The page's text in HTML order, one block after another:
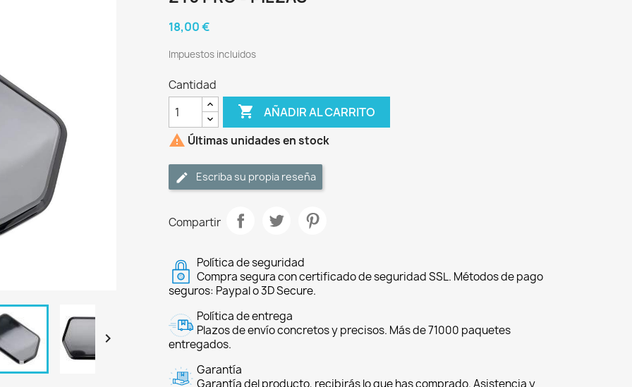

18,00 €
Impuestos incluidos
Cantidad
 AÑADIR AL CARRITO
 Últimas unidades en stock
Escriba su propia reseña
Compartir
Política de seguridad
Compra segura con certificado de seguridad SSL. Métodos de pago
seguros: Paypal o 3D Secure.
Política de entrega
Plazos de envío concretos y precisos. Más de 71000 paquetes
entregados.
Garantía
Garantía del producto, recibirás lo que has comprado. Asistencia y